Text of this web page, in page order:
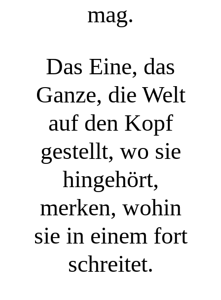
mag.
Das Eine, das
Ganze, die Welt
auf den Kopf
gestellt, wo sie
hingehört,
merken, wohin
sie in einem fort
schreitet.